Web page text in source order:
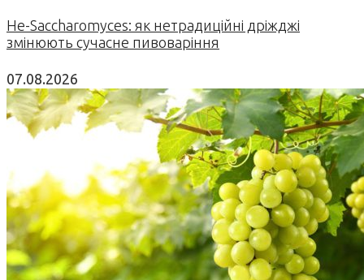
Не-Saccharomyces: як нетрадиційні дріжджі
змінюють сучасне пивоваріння
07.08.2026